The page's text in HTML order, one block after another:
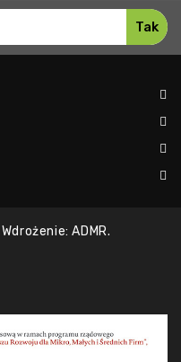
ADMR.